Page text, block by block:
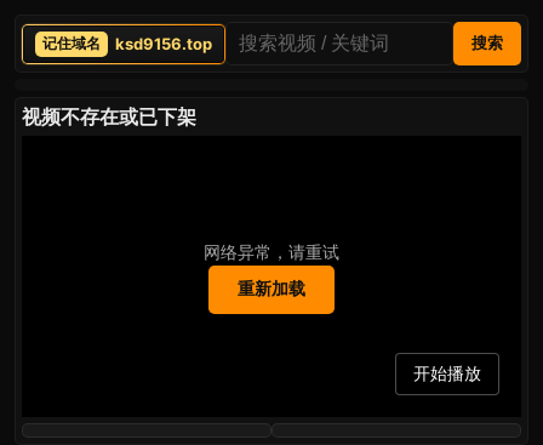
ksd9156.top 搜索
视频不存在或已下架
网络异常，请重试
重新加载
开始播放